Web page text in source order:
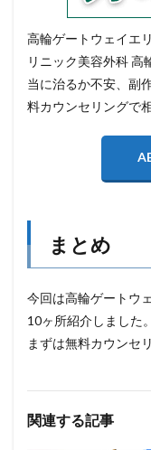
高輪ゲートウェイエ
リニック美容外科 高
当に治るか不安、副
料カウンセリングで
まとめ
今回は高輪ゲートウ
10ヶ所紹介しました
まずは無料カウンセ
関連する記事